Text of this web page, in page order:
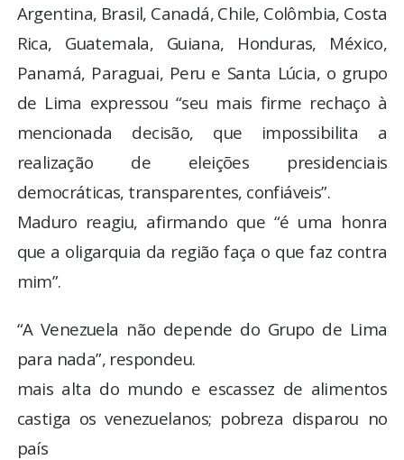
Argentina, Brasil, Canadá, Chile, Colômbia, Costa
Rica, Guatemala, Guiana, Honduras, México,
Panamá, Paraguai, Peru e Santa Lúcia, o grupo
de Lima expressou “seu mais firme rechaço à
mencionada decisão, que impossibilita a
realização de eleições presidenciais
democráticas, transparentes, confiáveis”.
Maduro reagiu, afirmando que “é uma honra
que a oligarquia da região faça o que faz contra
mim”.
“A Venezuela não depende do Grupo de Lima
para nada”, respondeu.
mais alta do mundo e escassez de alimentos
castiga os venezuelanos; pobreza disparou no
país